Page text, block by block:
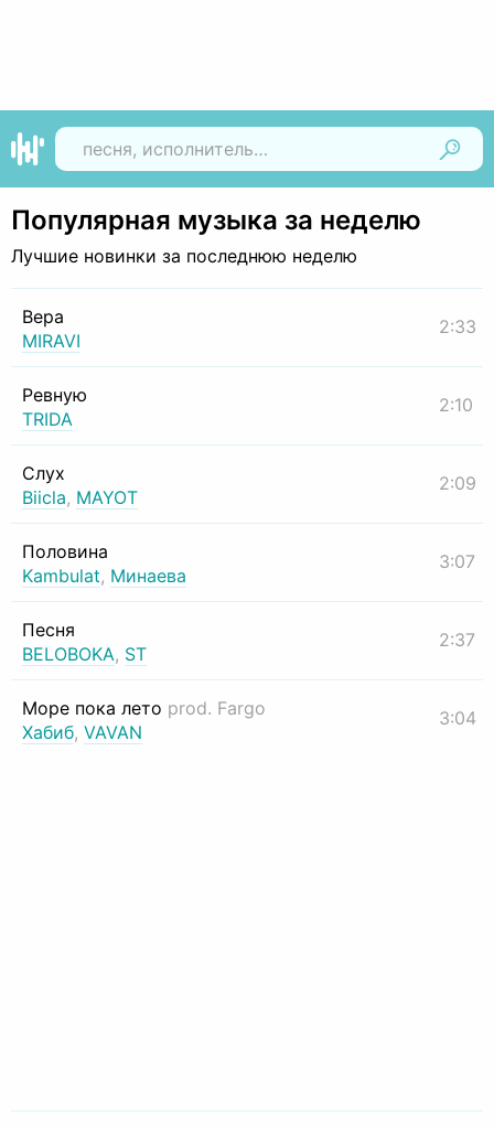
Популярная музыка за неделю
Лучшие новинки за последнюю неделю
Вера
MIRAVI
2:33
Ревную
TRIDA
2:10
Слух
Biicla, MAYOT
2:09
Половина
Kambulat, Минаева
3:07
Песня
BELOBOKA, ST
2:37
Море пока лето prod. Fargo
Хабиб, VAVAN
3:04